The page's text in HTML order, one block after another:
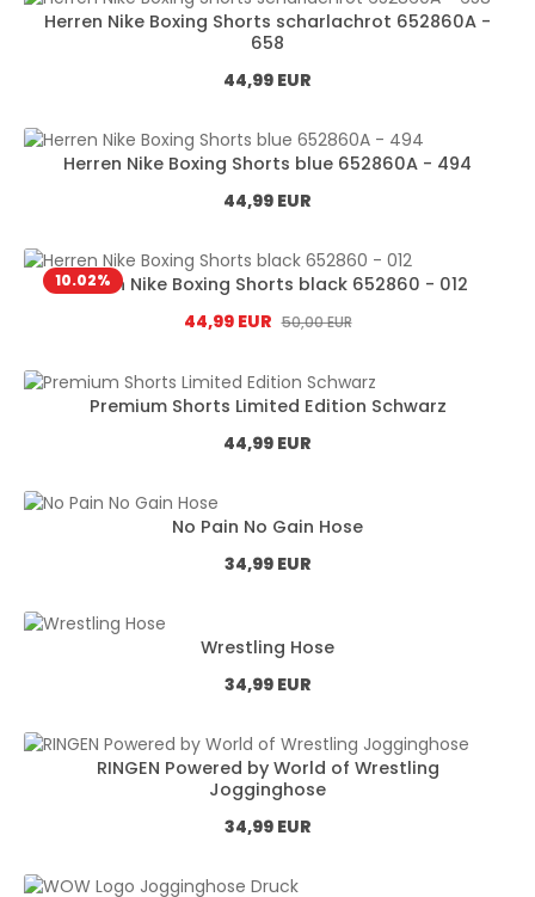
Herren Nike Boxing Shorts scharlachrot 652860A -
658
Normál ár:
44,99 EUR
Herren Nike Boxing Shorts blue 652860A - 494
Normál ár:
44,99 EUR
10.02%
Herren Nike Boxing Shorts black 652860 - 012
Eladási ár:
44,99 EUR Normál ár:
50,00 EUR
Premium Shorts Limited Edition Schwarz
Normál ár:
44,99 EUR
No Pain No Gain Hose
Normál ár:
34,99 EUR
Wrestling Hose
Normál ár:
34,99 EUR
RINGEN Powered by World of Wrestling
Jogginghose
Normál ár:
34,99 EUR